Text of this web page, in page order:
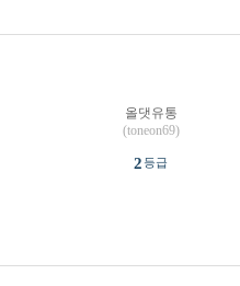
올댓유통
(toneon69)
2등급